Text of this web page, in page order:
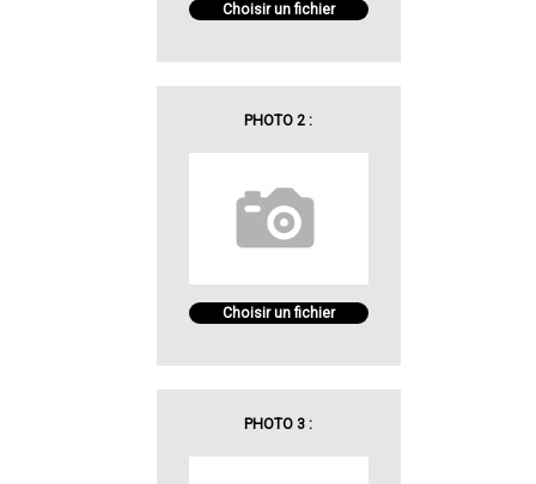
Choisir un fichier
PHOTO 2 :
Choisir un fichier
PHOTO 3 :